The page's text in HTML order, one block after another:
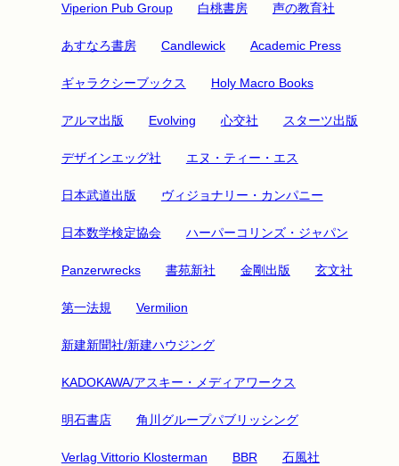
Viperion Pub Group 白桃書房 声の教育社
あすなろ書房 Candlewick Academic Press
ギャラクシーブックス Holy Macro Books
アルマ出版 Evolving 心交社 スターツ出版
デザインエッグ社 エヌ・ティー・エス
日本武道出版 ヴィジョナリー・カンパニー
日本数学検定協会 ハーパーコリンズ・ジャパン
Panzerwrecks 書苑新社 金剛出版 玄文社
第一法規 Vermilion
新建新聞社/新建ハウジング
KADOKAWA/アスキー・メディアワークス
明石書店 角川グループパブリッシング
Verlag Vittorio Klosterman BBR 石風社